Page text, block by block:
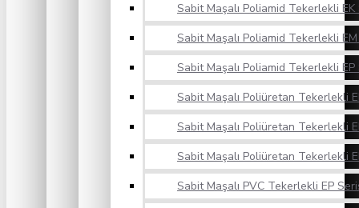
Sabit Maşalı Poliamid Tekerlekli EK
Sabit Maşalı Poliamid Tekerlekli
Sabit Maşalı Poliamid Tekerlekli EP
Sabit Maşalı Poliüretan Tekerlekli
Sabit Maşalı Poliüretan Tekerlekli
Sabit Maşalı Poliüretan Tekerlekli
Sabit Maşalı PVC Tekerlekli EP